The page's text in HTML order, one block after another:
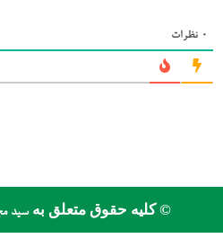
0 نظرات
© کلیه حقوق متعلق بهسید